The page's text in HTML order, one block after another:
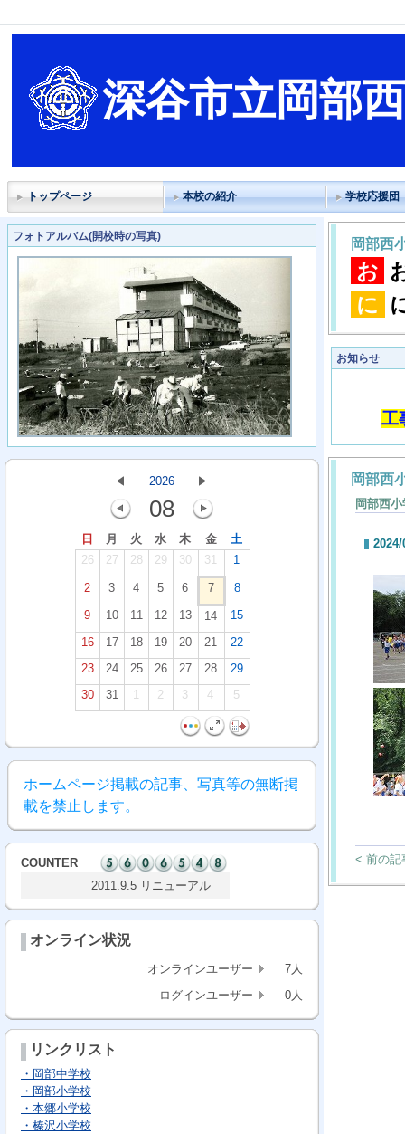
深谷市立岡部
トップページ 本校の紹介 学校応援団
フォトアルバム(開校時の写真)
2026
08
日 月 火 水 木 金
土
26
27 28 29 30 31 1
2 3 4 5 6 7
8
9
10 11 12 13 14
15
16
17 18 19 20 21
22
23
24 25 26 27 28
29
30
31 1 2 3 4 5
ホームページ掲載の記事、写真等の無断掲
載を禁止します。
COUNTER
2011.9.5 リニューアル
オンライン状況
オンラインユーザー
7人
ログインユーザー
0人
リンクリスト
・岡部中学校
・岡部小学校
・本郷小学校
・榛沢小学校
岡部西
お
に
お知らせ
工
岡部西
岡部西
2024/
< 前の記